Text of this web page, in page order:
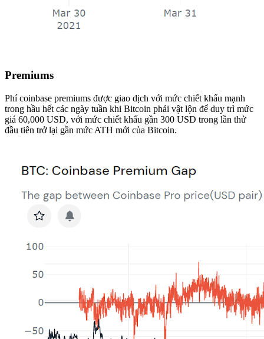
Premiums
Phí coinbase premiums được giao dịch với mức chiết khấu mạnh
trong hầu hết các ngày tuần khi Bitcoin phải vật lộn để duy trì mức
giá 60,000 USD, với mức chiết khấu gần 300 USD trong lần thử
đầu tiên trở lại gần mức ATH mới của Bitcoin.